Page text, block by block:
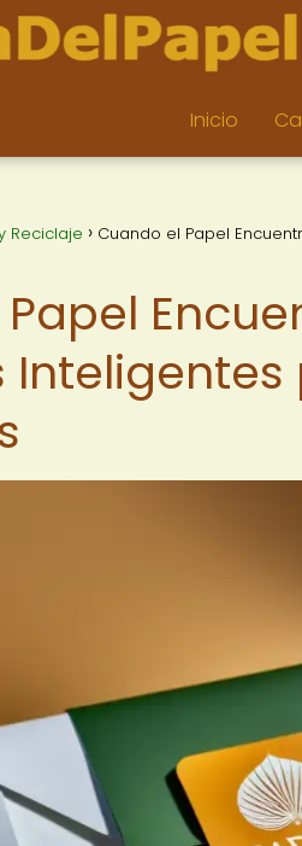
Inicio
Reciclaje
Cuando el Papel